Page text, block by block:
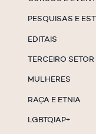
PESQUISAS E
EDITAIS
TERCEIRO SETOR
MULHERES
RAÇA E ETNIA
LGBTQIAP+